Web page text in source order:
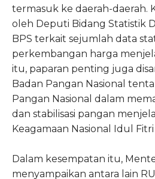
termasuk ke daerah-daerah.
oleh Deputi Bidang Statistik
BPS terkait sejumlah data
perkembangan harga
itu, paparan penting juga
Badan Pangan Nasional
Pangan Nasional dalam
dan stabilisasi pangan
Keagamaan Nasional Idul
Dalam kesempatan itu,
menyampaikan antara lain